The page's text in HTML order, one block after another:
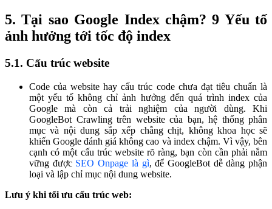
5. Tại sao Google Index chậm? 9 Yếu tố
ảnh hưởng tới tốc độ index
5.1. Cấu trúc website
Code của website hay cấu trúc code chưa đạt tiêu chuẩn là
một yếu tố không chỉ ảnh hưởng đến quá trình index của
Google mà còn cả trải nghiệm của người dùng. Khi
GoogleBot Crawling trên website của bạn, hệ thống phân
mục và nội dung sắp xếp chằng chịt, không khoa học sẽ
khiến Google đánh giá không cao và index chậm. Vì vậy, bên
cạnh có một cấu trúc website rõ ràng, bạn còn cần phải nắm
vững được SEO Onpage là gì, để GoogleBot dễ dàng phận
loại và lập chỉ mục nội dung website.
Lưu ý khi tối ưu cấu trúc web: